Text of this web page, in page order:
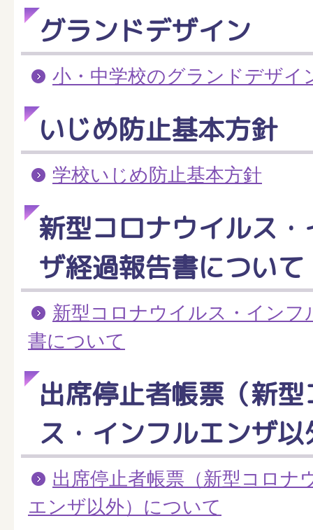
グランドデザイン
小・中学校のグランドデザイ
いじめ防止基本方針
学校いじめ防止基本方針
新型コロナウイルス
ザ経過報告書について
新型コロナウイルス・インフ
書について
出席停止者帳票（新
ス・インフルエンザ以
出席停止者帳票（新型コロナ
エンザ以外）について